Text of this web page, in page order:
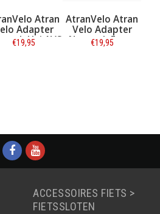
AtranVelo Atran
Velo Adapter
Newrack Front
AVS Zwart
€19,95
Cortina
Fietsmand Tokyo
AVS 30L
Matzwart
€54,95
ACCESSOIRES FIETS >
FIETSSLOTEN